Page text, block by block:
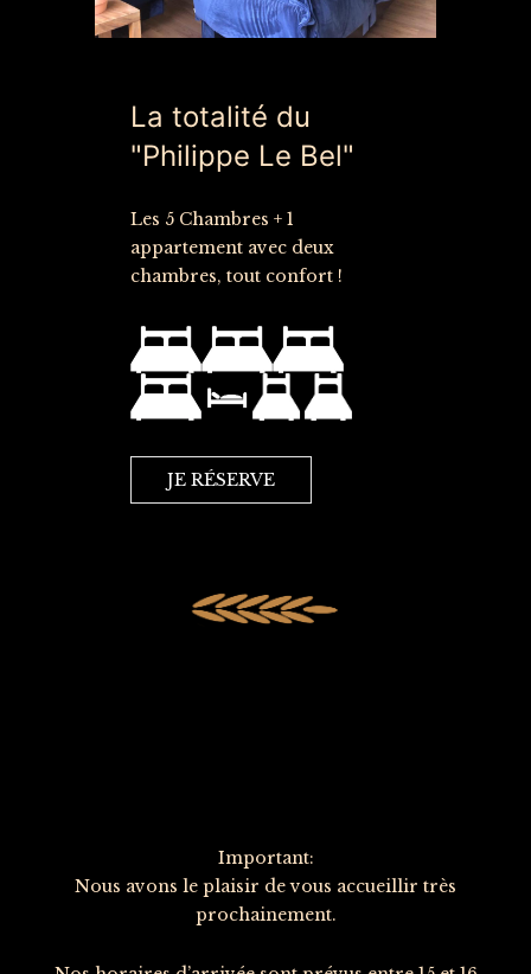
La totalité du
"Philippe Le Bel"
Les 5 Chambres + 1
appartement avec deux
chambres, tout confort !
JE RÉSERVE
Important:
Nous avons le plaisir de vous accueillir très
prochainement.